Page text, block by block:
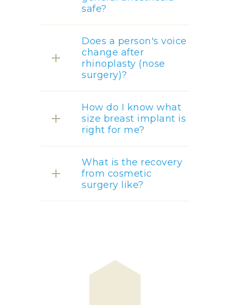
safe?
Does a person's voice
change after
rhinoplasty (nose
surgery)?
How do I know what
size breast implant is
right for me?
What is the recovery
from cosmetic
surgery like?